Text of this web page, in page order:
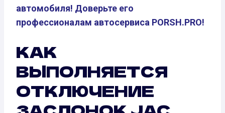
автомобиля! Доверьте его
профессионалам автосервиса PORSH.PRO!
КАК
ВЫПОЛНЯЕТСЯ
ОТКЛЮЧЕНИЕ